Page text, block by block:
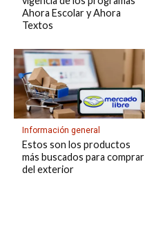
Ahora Escolar y Ahora
Textos
Información general
Estos son los productos
más buscados para comprar
del exterior